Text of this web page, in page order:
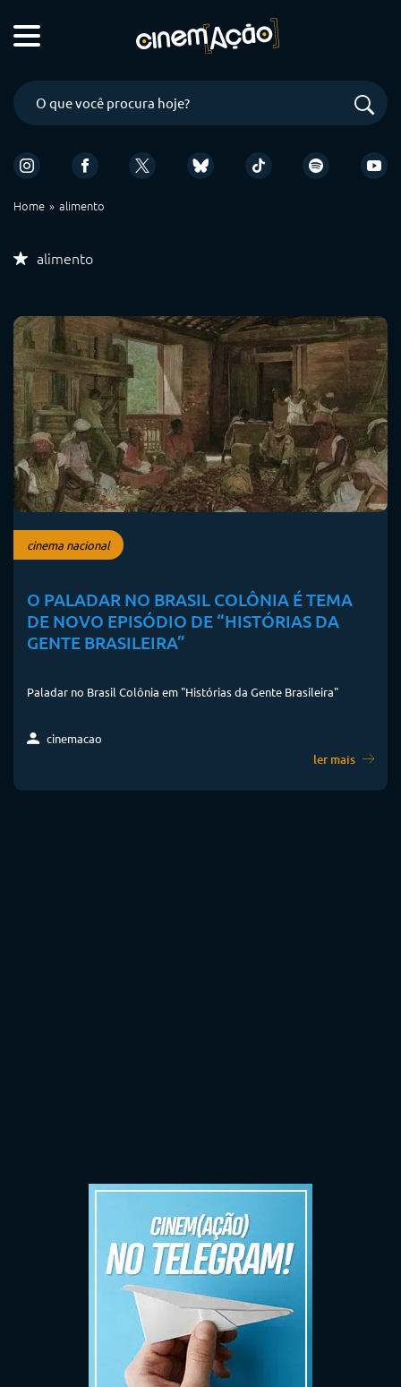
Home alimento
alimento
cinema nacional
O PALADAR NO BRASIL COLÔNIA É TEMA
DE NOVO EPISÓDIO DE “HISTÓRIAS DA
GENTE BRASILEIRA”
Paladar no Brasil Colônia em "Histórias da Gente Brasileira"
cinemacao
ler mais